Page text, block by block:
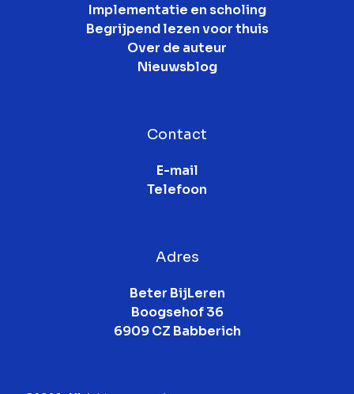
Implementatie en scholing
Begrijpend lezen voor thuis
Over de auteur
Nieuwsblog
Contact
E-mail
Telefoon
Adres
Beter BijLeren
Boogsehof 36
6909 CZ Babberich